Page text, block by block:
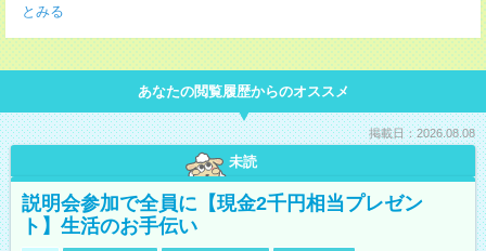
とみる
あなたの閲覧履歴からのオススメ
掲載日：2026.08.08
未読
説明会参加で全員に【現金2千円相当プレゼン
ト】生活のお手伝い